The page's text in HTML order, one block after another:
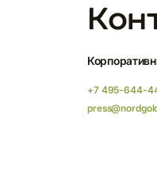
+7 495-644-